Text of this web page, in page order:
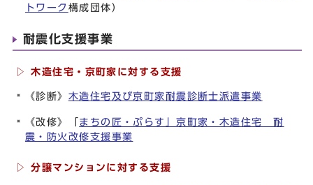
トワーク 構成団体）
耐震化支援事業
▷ 木造住宅・京町家に対する支援
《診断》 木造住宅及び京町家耐震診断士派遣事業
《改修》「 まちの匠・ぷらす」京町家・木造住宅 耐
震・防火改修支援事業
▷ 分譲マンションに対する支援